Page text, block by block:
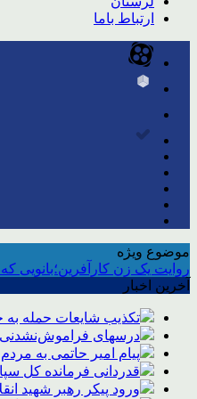
ارتباط باما
موضوع ویژه
روایت یک زن کارآفرین؛بانویی
آخرین اخبار
تکذیب شایعات حمله به
درسهای فراموش‌نشدنی
پیام امیر حاتمی به
قدردانی فرمانده کل
ورود پیکر رهبر شهید